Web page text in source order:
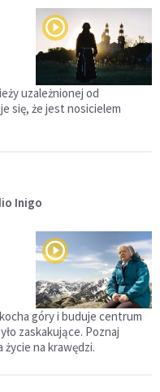
uzależnionej od
się, że jest nosicielem
Inigo
góry i buduje centrum
zaskakujące. Poznaj
na krawędzi.